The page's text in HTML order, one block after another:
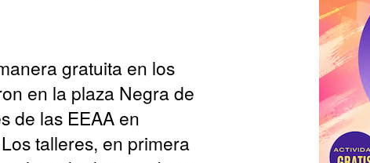
gratuita en los
en la plaza Negra de
de las EEAA en
talleres, en primera